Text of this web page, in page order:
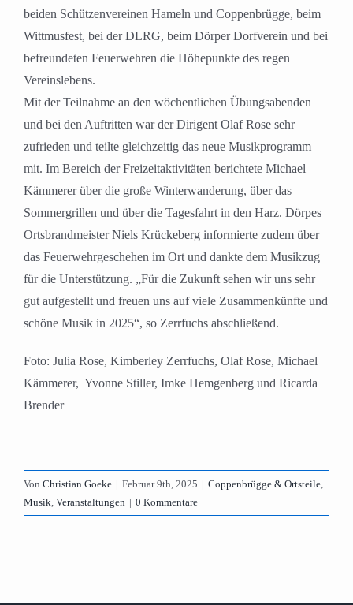
beiden Schützenvereinen Hameln und Coppenbrügge, beim
Wittmusfest, bei der DLRG, beim Dörper Dorfverein und bei
befreundeten Feuerwehren die Höhepunkte des regen
Vereinslebens.
Mit der Teilnahme an den wöchentlichen Übungsabenden
und bei den Auftritten war der Dirigent Olaf Rose sehr
zufrieden und teilte gleichzeitig das neue Musikprogramm
mit. Im Bereich der Freizeitaktivitäten berichtete Michael
Kämmerer über die große Winterwanderung, über das
Sommergrillen und über die Tagesfahrt in den Harz. Dörpes
Ortsbrandmeister Niels Krückeberg informierte zudem über
das Feuerwehrgeschehen im Ort und dankte dem Musikzug
für die Unterstützung. „Für die Zukunft sehen wir uns sehr
gut aufgestellt und freuen uns auf viele Zusammenkünfte und
schöne Musik in 2025“, so Zerrfuchs abschließend.
Foto: Julia Rose, Kimberley Zerrfuchs, Olaf Rose, Michael
Kämmerer, Yvonne Stiller, Imke Hemgenberg und Ricarda
Brender
Von Christian Goeke | Februar 9th, 2025 | Coppenbrügge & Ortsteile,
Musik, Veranstaltungen | 0 Kommentare